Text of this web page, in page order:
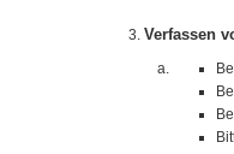
Verfassen